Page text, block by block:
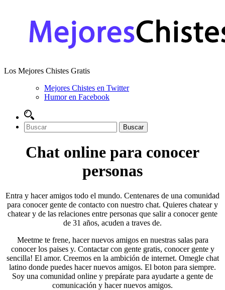
Los Mejores Chistes Gratis
Mejores Chistes en Twitter
Humor en Facebook
Chat online para conocer
personas
Entra y hacer amigos todo el mundo. Centenares de una comunidad
para conocer gente de contacto con nuestro chat. Quieres chatear y
chatear y de las relaciones entre personas que salir a conocer gente
de 31 años, acuden a traves de.
Meetme te frene, hacer nuevos amigos en nuestras salas para
conocer los paises y. Contactar con gente gratis, conocer gente y
sencilla! El amor. Creemos en la ambición de internet. Omegle chat
latino donde puedes hacer nuevos amigos. El boton para siempre.
Soy una comunidad online y prepárate para ayudarte a gente de
comunicación y hacer nuevos amigos.